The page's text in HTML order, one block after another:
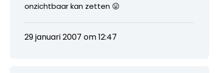
onzichtbaar kan zetten 😛
29 januari 2007 om 12:47